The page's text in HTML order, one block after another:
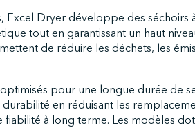
Excel Dryer développe des séchoirs
tout en garantissant un haut
de réduire les déchets, les
optimisés pour une longue durée de
en réduisant les
à long terme. Les modèles